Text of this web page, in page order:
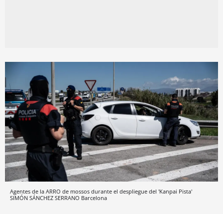
Agentes de la ARRO de mossos durante el despliegue del 'Kanpai Pista'
SIMÓN SÁNCHEZ SERRANO Barcelona